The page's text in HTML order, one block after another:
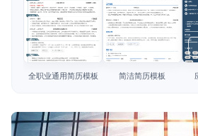
简历模板
简历教程
查看模板
全职业通用简历模板
查看模板
简洁简历模板